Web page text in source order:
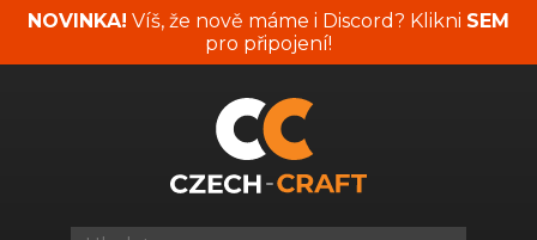
NOVINKA! Víš, že nově máme i Discord? Klikni SEM
pro připojení!